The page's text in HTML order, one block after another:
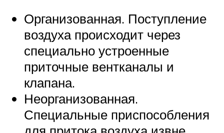
Организованная. Поступление
воздуха происходит через
специально устроенные
приточные вентканалы и
клапана.
Неорганизованная.
Специальные приспособления